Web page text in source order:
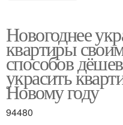
Новогоднее
квартиры
способов
украсить
Новому году
94480